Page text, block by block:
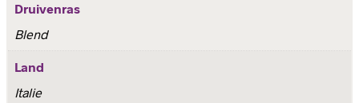
Druivenras
Blend
Land
Italie